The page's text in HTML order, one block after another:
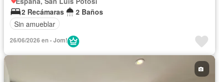
2 Recámaras
2 Baños
Sin amueblar
26/06/2026 en - Jom!